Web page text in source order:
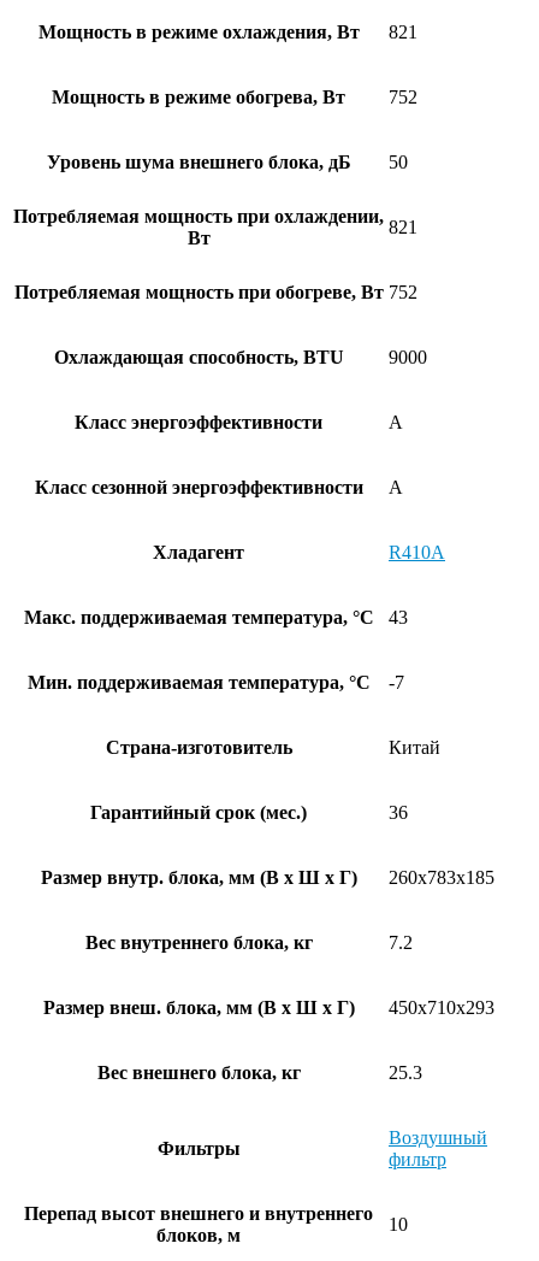
Мощность в режиме охлаждения, Вт 821
Мощность в режиме обогрева, Вт 752
Уровень шума внешнего блока, дБ 50
Потребляемая мощность при охлаждении,
Вт
821
Потребляемая мощность при обогреве, Вт 752
Охлаждающая способность, BTU 9000
Класс энергоэффективности A
Класс сезонной энергоэффективности A
Хладагент R410A
Макс. поддерживаемая температура, °C 43
Мин. поддерживаемая температура, °C -7
Страна-изготовитель Китай
Гарантийный срок (мес.) 36
Размер внутр. блока, мм (В x Ш x Г) 260х783х185
Вес внутреннего блока, кг 7.2
Размер внеш. блока, мм (В x Ш x Г) 450х710х293
Вес внешнего блока, кг 25.3
Фильтры
Воздушный
фильтр
Перепад высот внешнего и внутреннего
блоков, м
10